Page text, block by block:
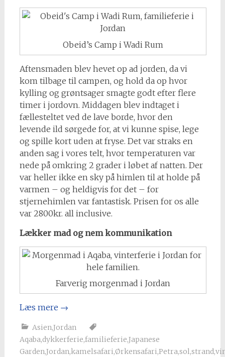
Obeid’s Camp i Wadi Rum
Aftensmaden blev hevet op ad jorden, da vi
kom tilbage til campen, og hold da op hvor
kylling og grøntsager smagte godt efter flere
timer i jordovn. Middagen blev indtaget i
fællesteltet ved de lave borde, hvor den
levende ild sørgede for, at vi kunne spise, lege
og spille kort uden at fryse. Det var straks en
anden sag i vores telt, hvor temperaturen var
nede på omkring 2 grader i løbet af natten. Der
var heller ikke en sky på himlen til at holde på
varmen – og heldigvis for det – for
stjernehimlen var fantastisk. Prisen for os alle
var 2800kr. all inclusive.
Lækker mad og nem kommunikation
Farverig morgenmad i Jordan
Læs mere →
Asien,Jordan
Aqaba,dykkerferie,familieferie,Japanese
Garden,Jordan,kamelsafari,Ørkensafari,Petra,sol,strand,